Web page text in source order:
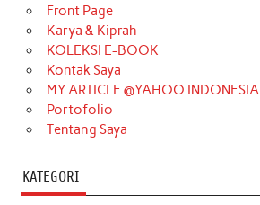
Front Page
Karya & Kiprah
KOLEKSI E-BOOK
Kontak Saya
MY ARTICLE @YAHOO INDONESIA
Portofolio
Tentang Saya
KATEGORI